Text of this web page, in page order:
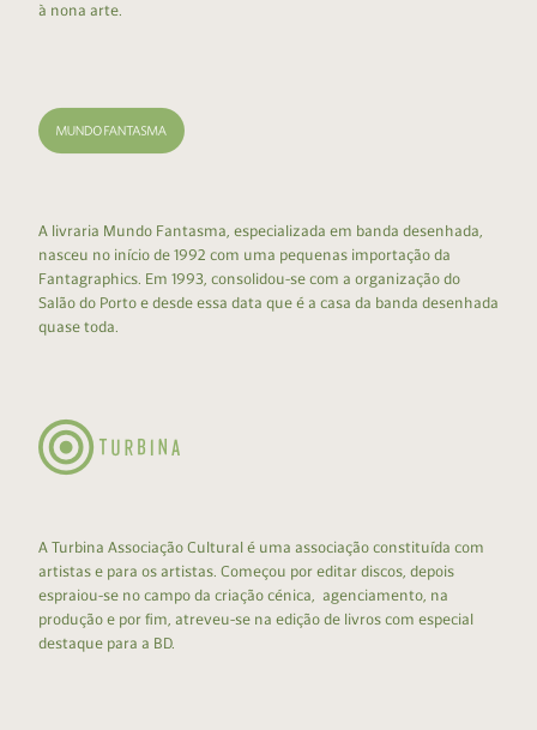
à nona arte.
A livraria Mundo Fantasma, especializada em banda desenhada,
nasceu no início de 1992 com uma pequenas importação da
Fantagraphics. Em 1993, consolidou-se com a organização do
Salão do Porto e desde essa data que é a casa da banda desenhada
quase toda.
A Turbina Associação Cultural é uma associação constituída com
artistas e para os artistas. Começou por editar discos, depois
espraiou-se no campo da criação cénica, agenciamento, na
produção e por fim, atreveu-se na edição de livros com especial
destaque para a BD.